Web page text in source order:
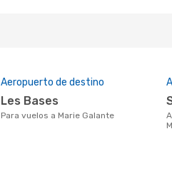
Aeropuerto de destino
Les Bases
Para vuelos a Marie Galante
Aerolínea más frecuentada con vuelos a